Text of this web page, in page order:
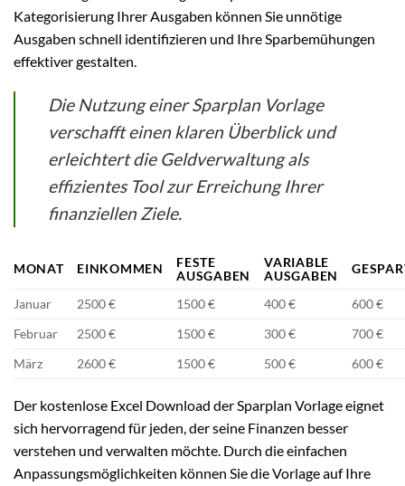
Kategorisierung Ihrer Ausgaben können Sie unnötige
Ausgaben schnell identifizieren und Ihre Sparbemühungen
effektiver gestalten.
Die Nutzung einer Sparplan Vorlage
verschafft einen klaren Überblick und
erleichtert die Geldverwaltung als
effizientes Tool zur Erreichung Ihrer
finanziellen Ziele.
MONAT EINKOMMEN
FESTE
AUSGABEN
VARIABLE
AUSGABEN
Januar 2500 € 1500 € 400 €
600 €
Februar
2500 € 1500 € 300 €
700 €
März
2600 € 1500 € 500 € 600 €
Der kostenlose Excel Download der Sparplan Vorlage eignet
sich hervorragend für jeden, der seine Finanzen besser
verstehen und verwalten möchte. Durch die einfachen
Anpassungsmöglichkeiten können Sie die Vorlage auf Ihre